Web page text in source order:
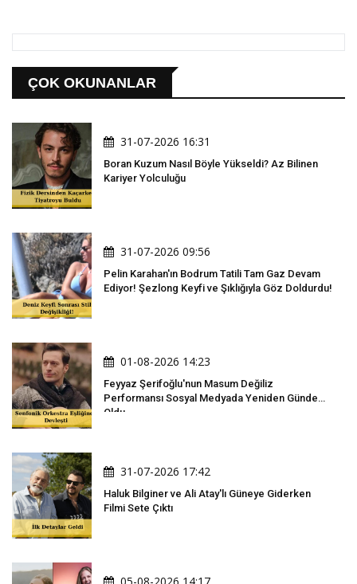
ÇOK OKUNANLAR
31-07-2026 16:31
Boran Kuzum Nasıl Böyle Yükseldi? Az Bilinen
Kariyer Yolculuğu
31-07-2026 09:56
Pelin Karahan'ın Bodrum Tatili Tam Gaz Devam
Ediyor! Şezlong Keyfi ve Şıklığıyla Göz Doldurdu!
01-08-2026 14:23
Feyyaz Şerifoğlu'nun Masum Değiliz
Performansı Sosyal Medyada Yeniden Gündem
Oldu
31-07-2026 17:42
Haluk Bilginer ve Ali Atay'lı Güneye Giderken
Filmi Sete Çıktı
05-08-2026 14:17